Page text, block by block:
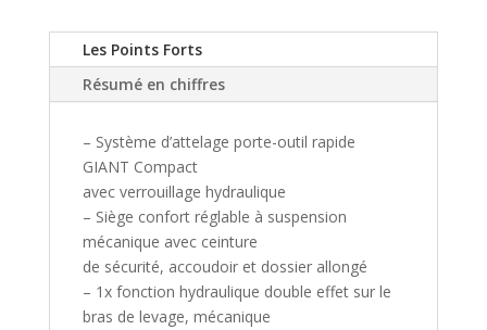
Les Points Forts
Résumé en chiffres
– Système d’attelage porte-outil rapide
GIANT Compact
avec verrouillage hydraulique
– Siège confort réglable à suspension
mécanique avec ceinture
de sécurité, accoudoir et dossier allongé
– 1x fonction hydraulique double effet sur le
bras de levage, mécanique